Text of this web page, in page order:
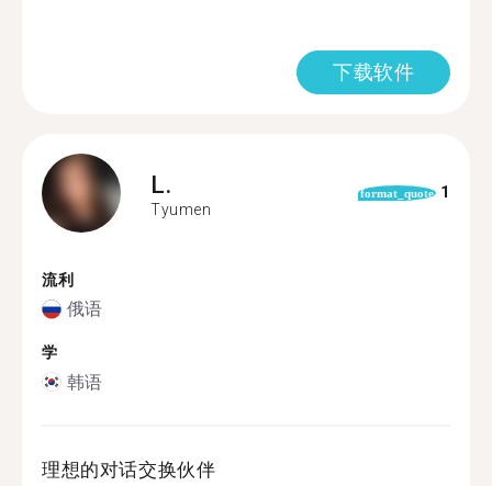
下载软件
L.
Tyumen
format_quote 1
流利
俄语
学
韩语
理想的对话交换伙伴